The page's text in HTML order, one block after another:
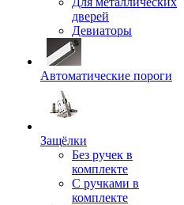
дверей
Девиаторы
Автоматические пороги
Защёлки
Без ручек в
комплекте
С ручками в
комплекте